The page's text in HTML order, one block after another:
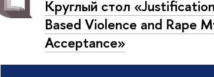
Круглый стол
Based Violence and Rape
Acceptance»